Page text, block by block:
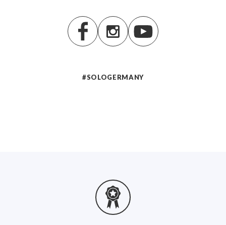
#SOLOGERMANY